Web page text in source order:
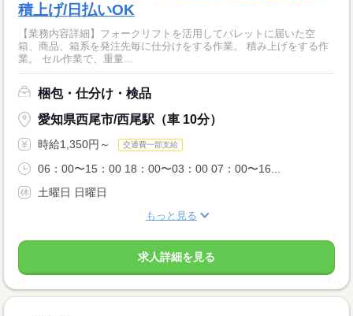
積上げ/日払いOK
【業務内容詳細】フォークリフトを活用してパレットに届いた空
箱、商品、箱系を発注先毎に仕分けをする作業。 積み上げをする作
業。 セル作業で、重量...
梱包・仕分け・検品
愛知県西尾市/西尾駅（車 10分）
時給1,350円～ 交通費一部支給
06：00〜15：00 18：00〜03：00 07：00〜16...
土曜日 日曜日
もっと見る
求人詳細を見る